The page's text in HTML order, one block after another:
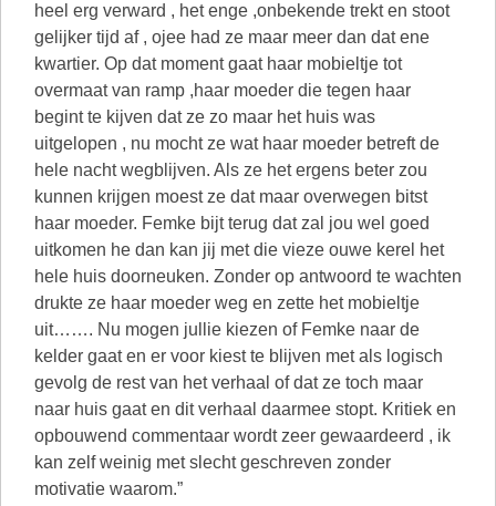
heel erg verward , het enge ,onbekende trekt en stoot
gelijker tijd af , ojee had ze maar meer dan dat ene
kwartier. Op dat moment gaat haar mobieltje tot
overmaat van ramp ,haar moeder die tegen haar
begint te kijven dat ze zo maar het huis was
uitgelopen , nu mocht ze wat haar moeder betreft de
hele nacht wegblijven. Als ze het ergens beter zou
kunnen krijgen moest ze dat maar overwegen bitst
haar moeder. Femke bijt terug dat zal jou wel goed
uitkomen he dan kan jij met die vieze ouwe kerel het
hele huis doorneuken. Zonder op antwoord te wachten
drukte ze haar moeder weg en zette het mobieltje
uit……. Nu mogen jullie kiezen of Femke naar de
kelder gaat en er voor kiest te blijven met als logisch
gevolg de rest van het verhaal of dat ze toch maar
naar huis gaat en dit verhaal daarmee stopt. Kritiek en
opbouwend commentaar wordt zeer gewaardeerd , ik
kan zelf weinig met slecht geschreven zonder
motivatie waarom.”